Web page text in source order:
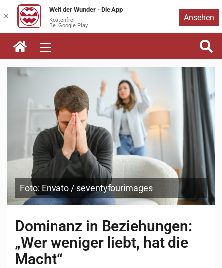
Zum
Inhalt
springen
Foto: Envato / seventyfourimages
Dominanz in Beziehungen:
„Wer weniger liebt, hat die
Macht“
✕
Welt der Wunder - Die App
Kostenfrei
Bei Google Play
Ansehen